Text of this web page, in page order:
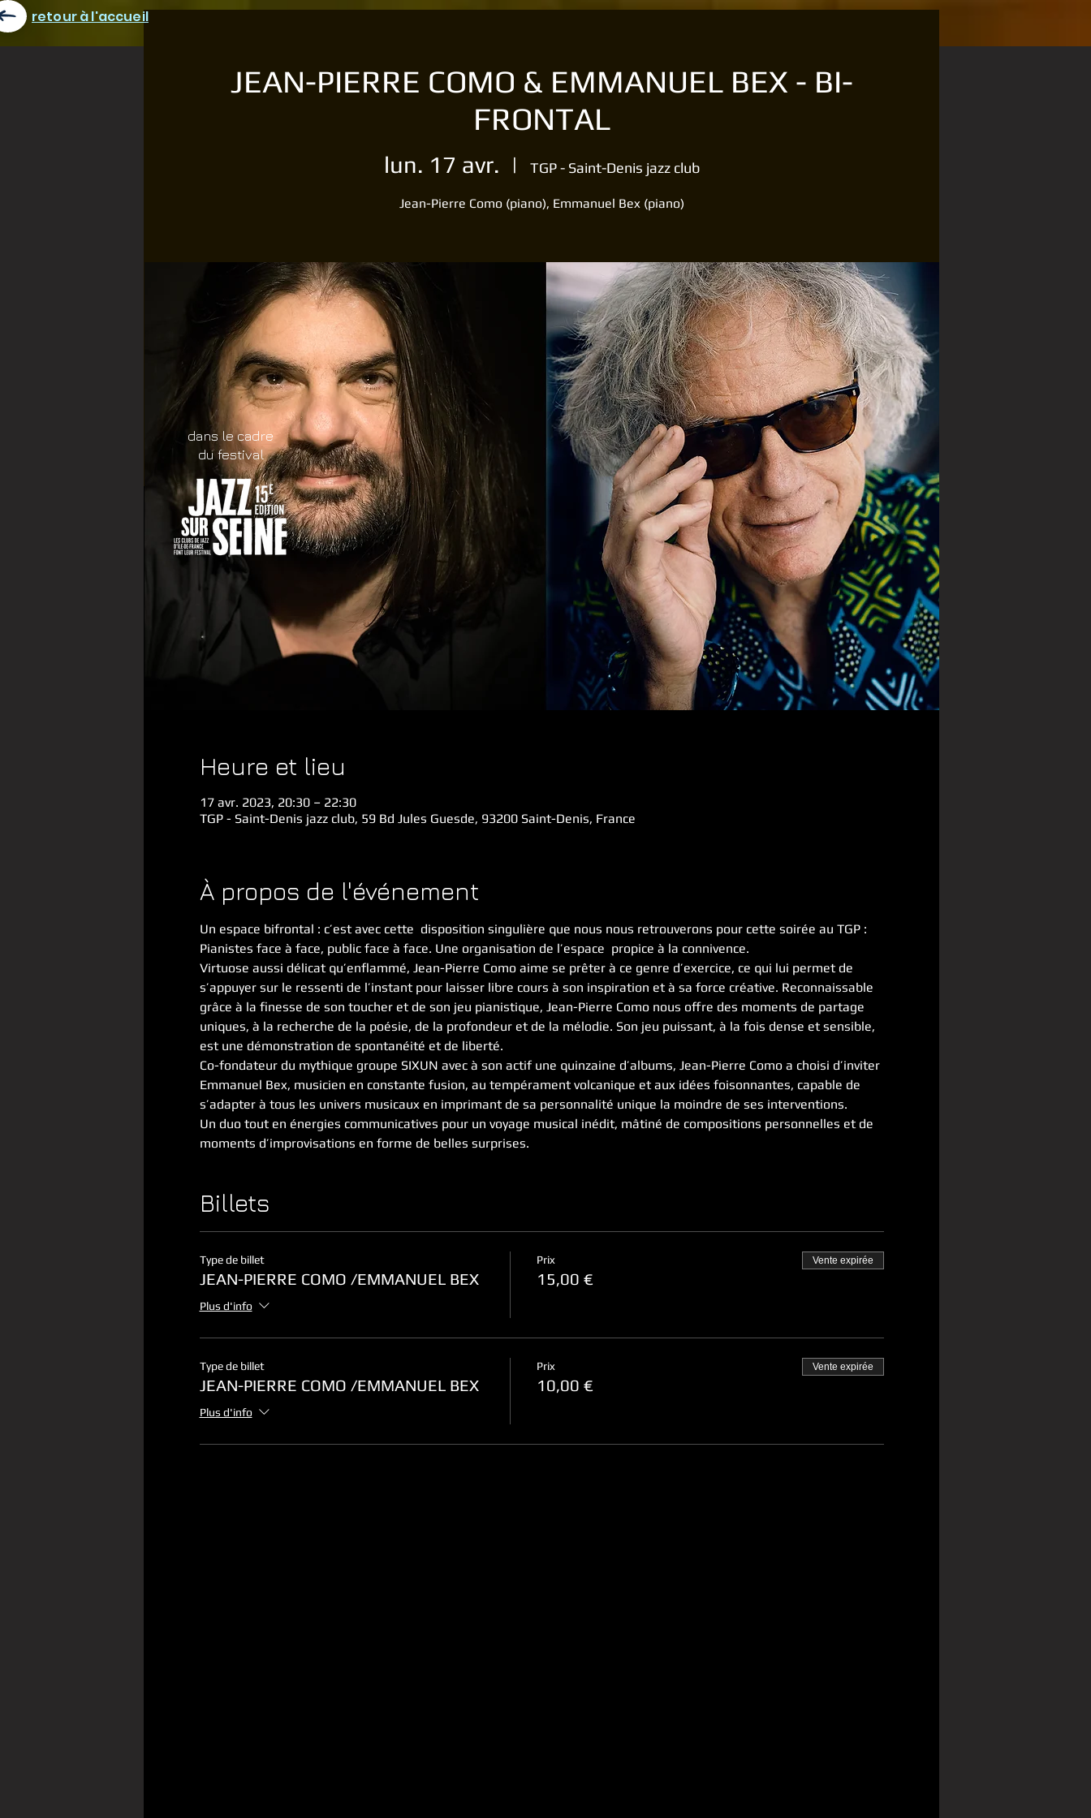
retour à l'accueil
JEAN-PIERRE COMO & EMMANUEL BEX - BI-
FRONTAL
lun. 17 avr.
  |
TGP - Saint-Denis jazz club
Jean-Pierre Como (piano), Emmanuel Bex (piano)
Heure et lieu
17 avr. 2023, 20:30 – 22:30
TGP - Saint-Denis jazz club, 59 Bd Jules Guesde, 93200 Saint-Denis, France
À propos de l'événement
Un espace bifrontal : c’est avec cette  disposition singulière que nous nous retrouverons pour cette soirée au TGP :
Pianistes face à face, public face à face. Une organisation de l’espace  propice à la connivence.
Virtuose aussi délicat qu’enflammé, Jean-Pierre Como aime se prêter à ce genre d’exercice, ce qui lui permet de
s’appuyer sur le ressenti de l’instant pour laisser libre cours à son inspiration et à sa force créative. Reconnaissable
grâce à la finesse de son toucher et de son jeu pianistique, Jean-Pierre Como nous offre des moments de partage
uniques, à la recherche de la poésie, de la profondeur et de la mélodie. Son jeu puissant, à la fois dense et sensible,
est une démonstration de spontanéité et de liberté.
Co-fondateur du mythique groupe SIXUN avec à son actif une quinzaine d’albums, Jean-Pierre Como a choisi d’inviter
Emmanuel Bex, musicien en constante fusion, au tempérament volcanique et aux idées foisonnantes, capable de
s’adapter à tous les univers musicaux en imprimant de sa personnalité unique la moindre de ses interventions.
Un duo tout en énergies communicatives pour un voyage musical inédit, mâtiné de compositions personnelles et de
moments d’improvisations en forme de belles surprises.
Billets
Type de billet
JEAN-PIERRE COMO /EMMANUEL BEX
Plus d'info
Prix
15,00 €
Vente expirée
Type de billet
JEAN-PIERRE COMO /EMMANUEL BEX
Plus d'info
Prix
10,00 €
Vente expirée
dans le cadre
du festival